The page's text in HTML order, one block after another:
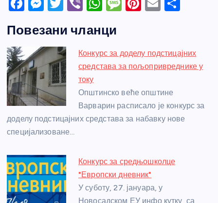
c
e
b
o
o
k
ss
e
n
g
er
itt
er
er at
s
A
p
a
g
e
st
e
Повезани чланци
Конкурс за доделу подстицајних
средстава за пољопривреднике у
току
Општинско веће општине
Варварин расписало је конкурс за
доделу подстицајних средстава за набавку нове
специјализоване…
Конкурс за средњошколце
"Европски дневник"
У суботу, 27. јануара, у
Новосадском ЕУ инфо кутку, са